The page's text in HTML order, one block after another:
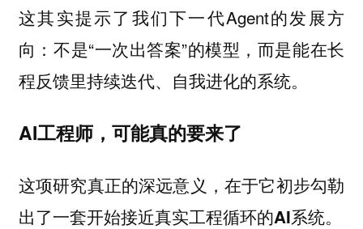
这其实提示了我们下一代Agent的发展方
向：不是“一次出答案”的模型，而是能在长
程反馈里持续迭代、自我进化的系统。
AI工程师，可能真的要来了
这项研究真正的深远意义，在于它初步勾勒
出了一套开始接近真实工程循环的AI系统。